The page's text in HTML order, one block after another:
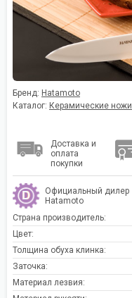
Бренд: Hatamoto
Каталог: Керамические ножи
Доставка и
оплата
покупки
Официальный дилер
Hatamoto
Страна производитель:
Цвет:
Толщина обуха клинка:
Заточка:
Материал лезвия: